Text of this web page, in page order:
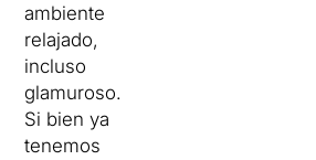
ambiente
relajado,
incluso
glamuroso.
Si bien ya
tenemos